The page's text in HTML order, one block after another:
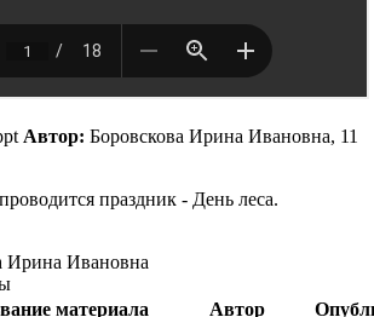
Автор: Боровскова Ирина Ивановна, 11
праздник - День леса.
Ирина Ивановна
материала Автор